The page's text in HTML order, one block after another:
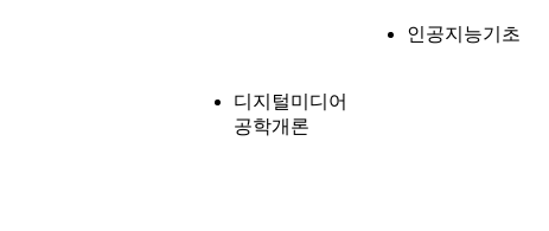
인공지능기초
디지털미디어
공학개론